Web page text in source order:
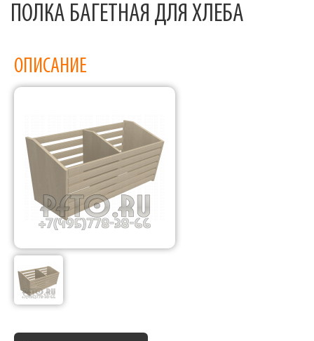
Фабрика торгового оборудования
ПОЛКА БАГЕТНАЯ ДЛЯ ХЛЕБА
ОПИСАНИЕ